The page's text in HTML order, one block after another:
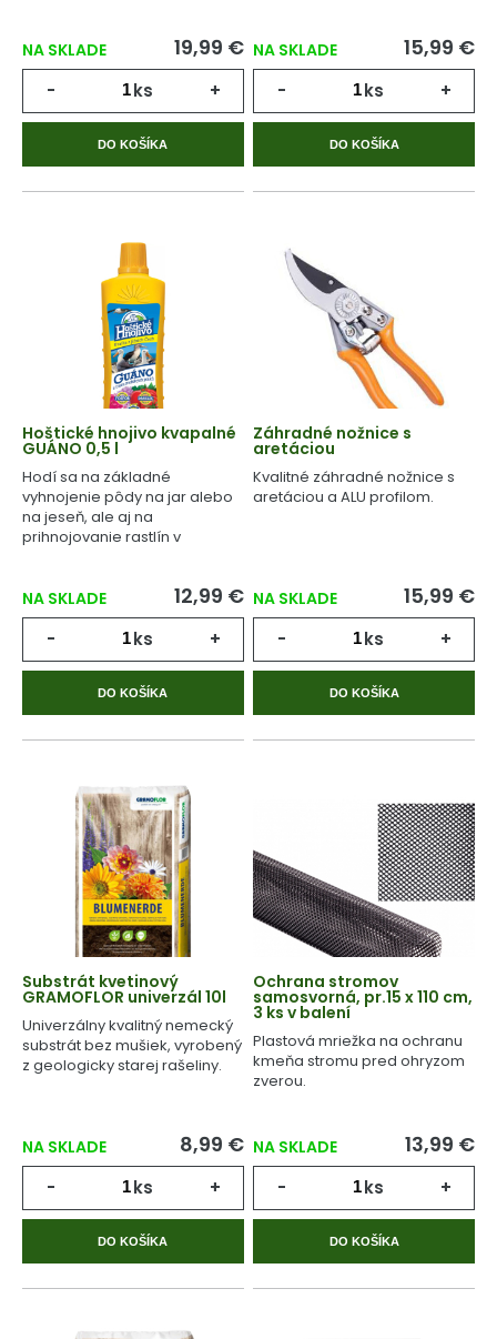
NA SKLADE 19,99 €
- ks +
DO KOŠÍKA
NA SKLADE 15,99 €
- ks +
DO KOŠÍKA
Hoštické hnojivo kvapalné
GUÁNO 0,5 l
Hodí sa na základné
vyhnojenie pôdy na jar alebo
na jeseň, ale aj na
prihnojovanie rastlín v
NA SKLADE 12,99 €
- ks +
DO KOŠÍKA
Záhradné nožnice s
aretáciou
Kvalitné záhradné nožnice s
aretáciou a ALU profilom.
NA SKLADE 15,99 €
- ks +
DO KOŠÍKA
Substrát kvetinový
GRAMOFLOR univerzál 10l
Univerzálny kvalitný nemecký
substrát bez mušiek, vyrobený
z geologicky starej rašeliny.
NA SKLADE 8,99 €
- ks +
DO KOŠÍKA
Ochrana stromov
samosvorná, pr.15 x 110 cm,
3 ks v balení
Plastová mriežka na ochranu
kmeňa stromu pred ohryzom
zverou.
NA SKLADE 13,99 €
- ks +
DO KOŠÍKA